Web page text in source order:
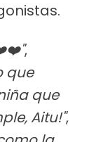
,
que
que
Aitu!",